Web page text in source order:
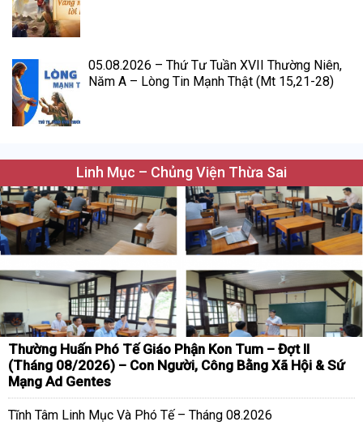
05.08.2026 – Thứ Tư Tuần XVII Thường Niên,
Năm A – Lòng Tin Mạnh Thật (Mt 15,21-28)
Linh Mục – Chủng Viện Thừa Sai
Thường Huấn Phó Tế Giáo Phận Kon Tum – Đợt II
(Tháng 08/2026) – Con Người, Công Bằng Xã Hội & Sứ
Mạng Ad Gentes
Tĩnh Tâm Linh Mục Và Phó Tế – Tháng 08.2026